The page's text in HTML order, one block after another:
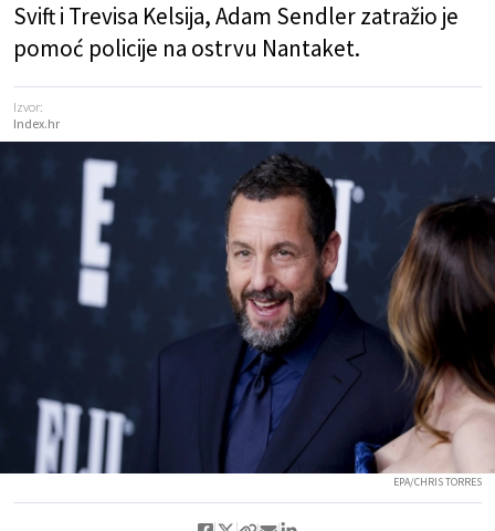
Svift i Trevisa Kelsija, Adam Sendler zatražio je
pomoć policije na ostrvu Nantaket.
Izvor:
Index.hr
EPA/CHRIS TORRES